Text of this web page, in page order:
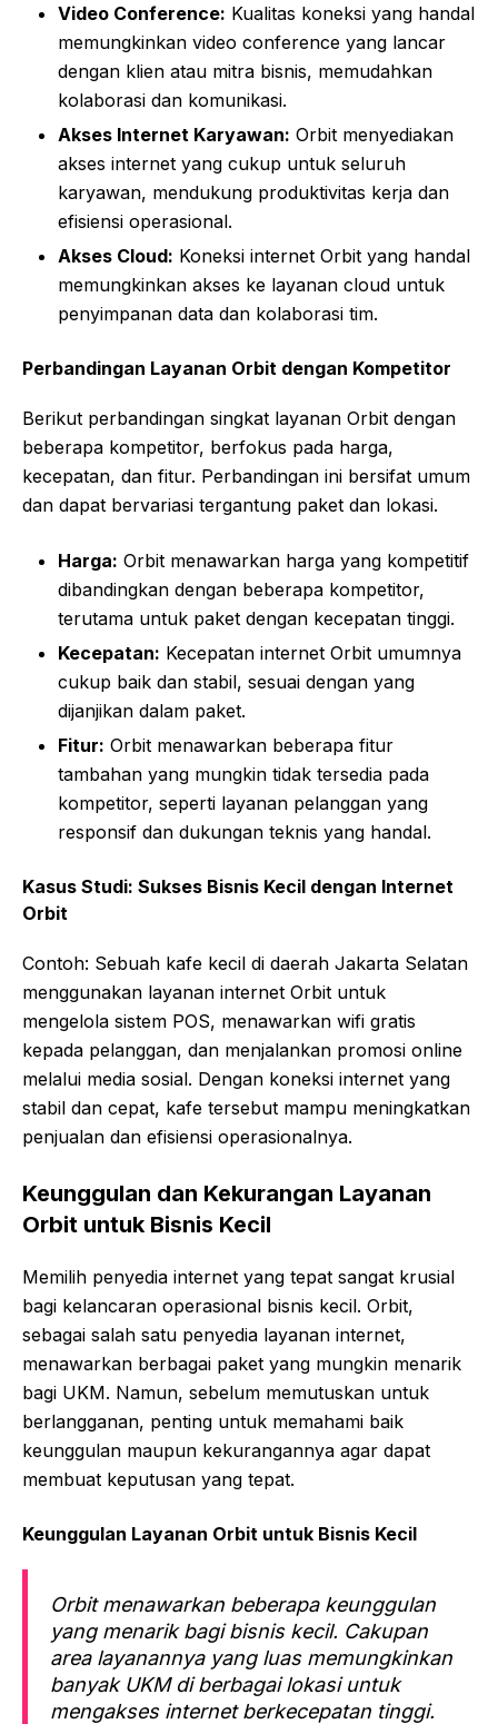
Video Conference: Kualitas koneksi yang handal
memungkinkan video conference yang lancar
dengan klien atau mitra bisnis, memudahkan
kolaborasi dan komunikasi.
Akses Internet Karyawan: Orbit menyediakan
akses internet yang cukup untuk seluruh
karyawan, mendukung produktivitas kerja dan
efisiensi operasional.
Akses Cloud: Koneksi internet Orbit yang handal
memungkinkan akses ke layanan cloud untuk
penyimpanan data dan kolaborasi tim.
Perbandingan Layanan Orbit dengan Kompetitor
Berikut perbandingan singkat layanan Orbit dengan
beberapa kompetitor, berfokus pada harga,
kecepatan, dan fitur. Perbandingan ini bersifat umum
dan dapat bervariasi tergantung paket dan lokasi.
Harga: Orbit menawarkan harga yang kompetitif
dibandingkan dengan beberapa kompetitor,
terutama untuk paket dengan kecepatan tinggi.
Kecepatan: Kecepatan internet Orbit umumnya
cukup baik dan stabil, sesuai dengan yang
dijanjikan dalam paket.
Fitur: Orbit menawarkan beberapa fitur
tambahan yang mungkin tidak tersedia pada
kompetitor, seperti layanan pelanggan yang
responsif dan dukungan teknis yang handal.
Kasus Studi: Sukses Bisnis Kecil dengan Internet
Orbit
Contoh: Sebuah kafe kecil di daerah Jakarta Selatan
menggunakan layanan internet Orbit untuk
mengelola sistem POS, menawarkan wifi gratis
kepada pelanggan, dan menjalankan promosi online
melalui media sosial. Dengan koneksi internet yang
stabil dan cepat, kafe tersebut mampu meningkatkan
penjualan dan efisiensi operasionalnya.
Keunggulan dan Kekurangan Layanan
Orbit untuk Bisnis Kecil
Memilih penyedia internet yang tepat sangat krusial
bagi kelancaran operasional bisnis kecil. Orbit,
sebagai salah satu penyedia layanan internet,
menawarkan berbagai paket yang mungkin menarik
bagi UKM. Namun, sebelum memutuskan untuk
berlangganan, penting untuk memahami baik
keunggulan maupun kekurangannya agar dapat
membuat keputusan yang tepat.
Keunggulan Layanan Orbit untuk Bisnis Kecil
Orbit menawarkan beberapa keunggulan
yang menarik bagi bisnis kecil. Cakupan
area layanannya yang luas memungkinkan
banyak UKM di berbagai lokasi untuk
mengakses internet berkecepatan tinggi.